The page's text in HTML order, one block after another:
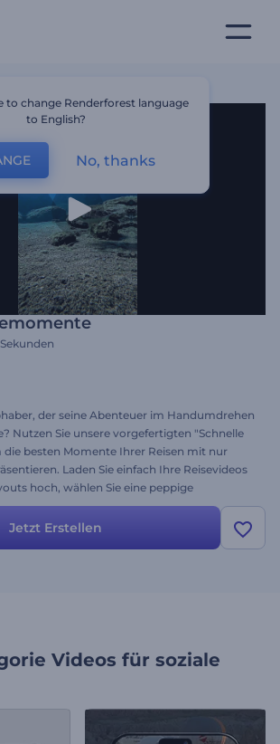
Sekunden
der seine Abenteuer im Handumdrehen
Nutzen Sie unsere vorgefertigten "Schnelle
die besten Momente Ihrer Reisen mit nur
Laden Sie einfach Ihre Reisevideos
hoch, wählen Sie eine peppige
beobachten Sie, wie die dynamischen
zum Leben erwecken. Erstellen Sie
Welt an Ihren unvergesslichen
Jetzt Erstellen
Videos für soziale
to change Renderforest language
to English?
No, thanks